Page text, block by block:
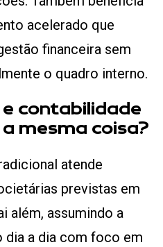
acelerado que
financeira sem
o quadro interno.
contabilidade
mesma coisa?
atende
previstas em
além, assumindo a
dia a dia com foco em